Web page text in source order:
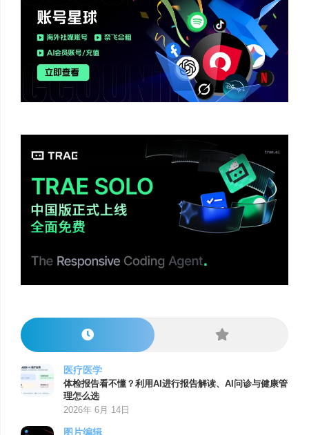
医疗医学
体检报告看不懂？利用AI进行报告解读、AI问诊与健康管
理怎么选
2026年 6月 14日
图片编辑